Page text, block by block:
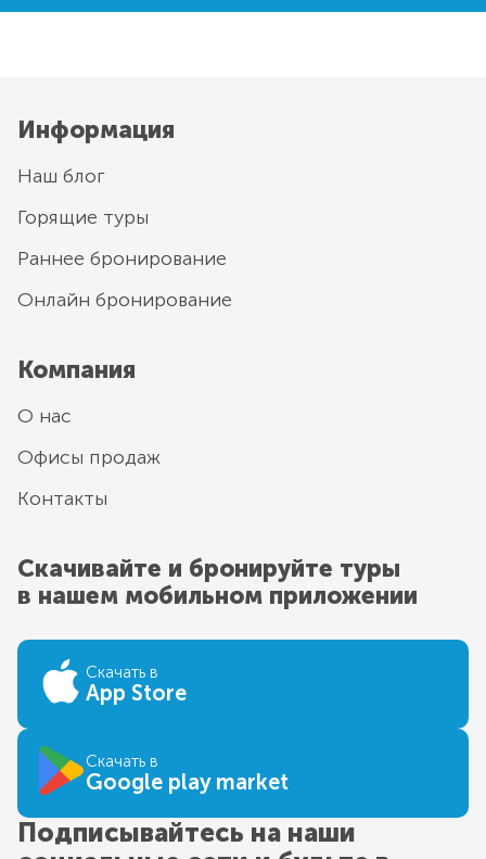
Информация
Наш блог
Горящие туры
Раннее бронирование
Онлайн бронирование
Компания
О нас
Офисы продаж
Контакты
Скачивайте и бронируйте туры
в нашем мобильном приложении
Скачать в
App Store
Скачать в
Google play market
Подписывайтесь на наши